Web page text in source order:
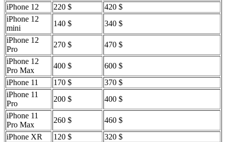
iPhone 12
220 $
420 $
iPhone 12
mini
140 $
340 $
iPhone 12
Pro
270 $
470 $
iPhone 12
Pro Max
400 $
600 $
iPhone 11
170 $
370 $
iPhone 11
Pro
200 $
400 $
iPhone 11
Pro Max
260 $
460 $
iPhone XR
120 $
320 $